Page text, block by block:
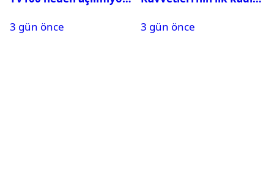
3 gün önce
Karapınar hakkında
3 gün önce